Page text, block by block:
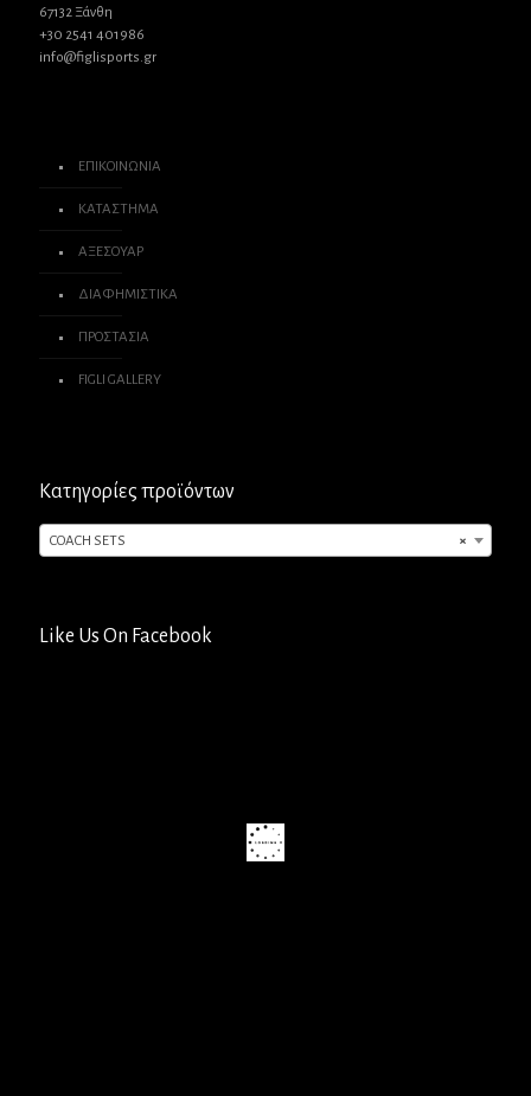
67132 Ξάνθη
+30 2541 401986
info@figlisports.gr
ΕΠΙΚΟΙΝΩΝΙΑ
ΚΑΤΑΣΤΗΜΑ
ΑΞΕΣΟΥΑΡ
ΔΙΑΦΗΜΙΣΤΙΚΑ
ΠΡΟΣΤΑΣΙΑ
FIGLI GALLERY
Κατηγορίες προϊόντων
×
COACH SETS
Like Us On Facebook